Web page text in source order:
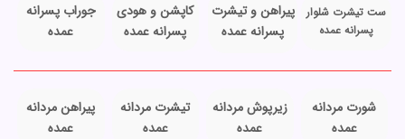
ست تیشرت شلوار
پسرانه عمده
پیراهن و تیشرت
پسرانه عمده
کاپشن و هودی
پسرانه عمده
جوراب پسرانه
عمده
شورت مردانه
عمده
زیرپوش مردانه
عمده
تیشرت مردانه
عمده
پیراهن مردانه
عمده